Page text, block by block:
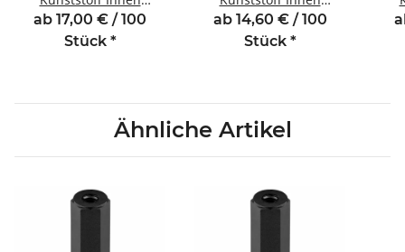
/Innengewinde 5 mm
M2 SW5
ab 17,00 € / 100
Stück *
/Innengewinde 6 mm
M2 SW5
ab 14,60 € / 100
Stück *
/
Ähnliche Artikel